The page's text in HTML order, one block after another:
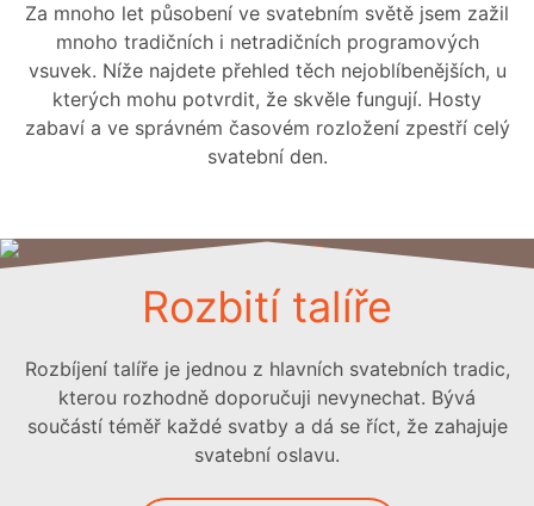
Za mnoho let působení ve svatebním světě jsem zažil
mnoho tradičních i netradičních programových
vsuvek. Níže najdete přehled těch nejoblíbenějších, u
kterých mohu potvrdit, že skvěle fungují. Hosty
zabaví a ve správném časovém rozložení zpestří celý
svatební den.
Rozbití talíře
Rozbíjení talíře je jednou z hlavních svatebních tradic,
kterou rozhodně doporučuji nevynechat. Bývá
součástí téměř každé svatby a dá se říct, že zahajuje
svatební oslavu.